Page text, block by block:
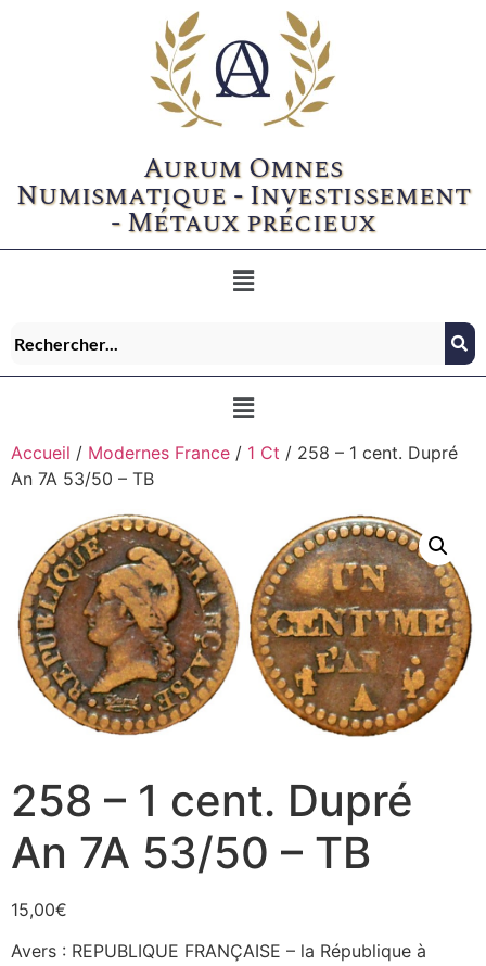
Aurum Omnes
Numismatique - Investissement
- Métaux précieux
Accueil / Modernes France / 1 Ct / 258 – 1 cent. Dupré
An 7A 53/50 – TB
258 – 1 cent. Dupré
An 7A 53/50 – TB
15,00€
Avers : REPUBLIQUE FRANÇAISE – la République à